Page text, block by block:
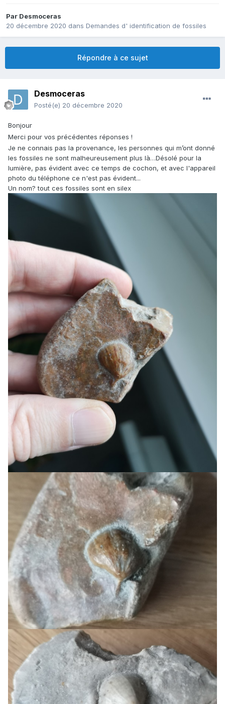
Par Desmoceras
20 décembre 2020 dans Demandes d' identification de fossiles
Répondre à ce sujet
Desmoceras
Posté(e) 20 décembre 2020
Bonjour
Merci pour vos précédentes réponses !
Je ne connais pas la provenance, les personnes qui m’ont donné
les fossiles ne sont malheureusement plus là…Désolé pour la
lumière, pas évident avec ce temps de cochon, et avec l'appareil
photo du téléphone ce n'est pas évident...
Un nom? tout ces fossiles sont en silex